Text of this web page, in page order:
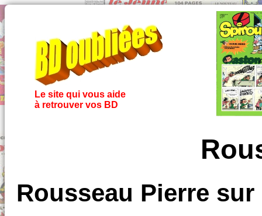
Le site qui vous aide
à retrouver vos BD
Rousseau Pierre sur